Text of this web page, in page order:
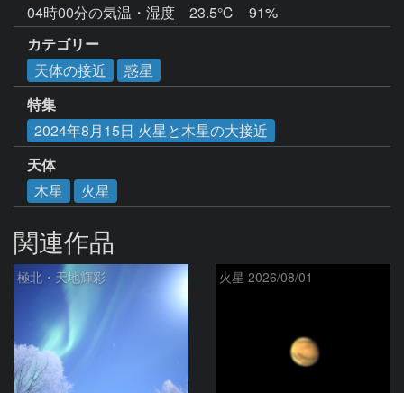
04時00分の気温・湿度　23.5℃　91%
カテゴリー
天体の接近
惑星
特集
2024年8月15日 火星と木星の大接近
天体
木星
火星
関連作品
極北・天地輝彩 火星 2026/08/01